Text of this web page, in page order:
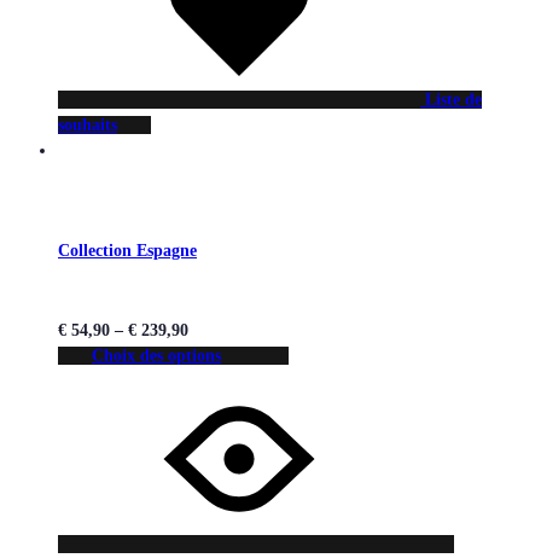
Liste de
souhaits
Collection Espagne
€ 54,90 – € 239,90
Choix des options